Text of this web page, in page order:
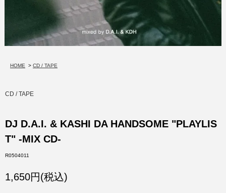
HOME > CD / TAPE
CD / TAPE
DJ D.A.I. & KASHI DA HANDSOME "PLAYLIS
T" -MIX CD-
R0504011
1,650円(税込)